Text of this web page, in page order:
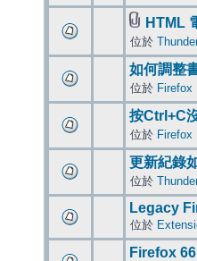
HTML
位於
如何調整
位於 Firefox
按Ctrl+C
位於 Firefox
更新紀錄
位於
Legacy
位於
Firefox